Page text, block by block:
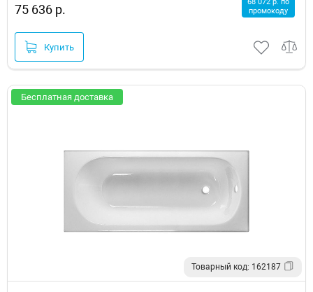
75 636 р.
промокоду
Купить
Бесплатная доставка
Товарный код: 162187